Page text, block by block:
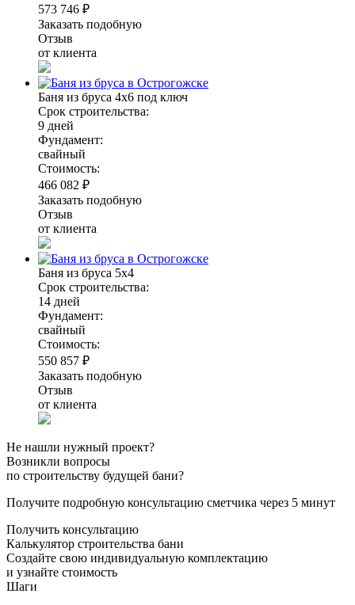
573 746 ₽
Заказать подобную
Отзыв
от клиента
Баня из бруса 4х6 под ключ
Срок строительства:
9 дней
Фундамент:
свайный
Стоимость:
466 082 ₽
Заказать подобную
Отзыв
от клиента
Баня из бруса 5х4
Срок строительства:
14 дней
Фундамент:
свайный
Стоимость:
550 857 ₽
Заказать подобную
Отзыв
от клиента
Не нашли нужный проект?
Возникли вопросы
по строительству будущей бани?
Получите подробную консультацию сметчика через 5 минут
Получить консультацию
Калькулятор строительства бани
Создайте свою индивидуальную комплектацию
и узнайте стоимость
Шаги